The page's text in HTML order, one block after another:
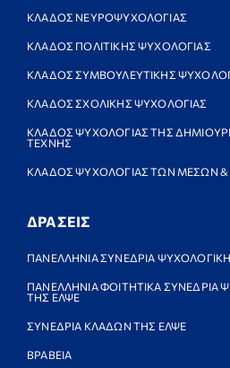
ΚΛΑΔΟΣ ΝΕΥΡΟΨΥΧΟΛΟΓΙΑΣ
ΚΛΑΔΟΣ ΠΟΛΙΤΙΚΗΣ ΨΥΧΟΛΟΓΙΑΣ
ΚΛΑΔΟΣ ΣΥΜΒΟΥΛΕΥΤΙΚΗΣ
ΚΛΑΔΟΣ ΣΧΟΛΙΚΗΣ ΨΥΧΟΛΟΓΙΑΣ
ΚΛΑΔΟΣ ΨΥΧΟΛΟΓΙΑΣ ΤΗΣ
ΤΕΧΝΗΣ
ΚΛΑΔΟΣ ΨΥΧΟΛΟΓΙΑΣ ΤΩΝ ΜΕΣΩΝ &
ΔΡΑΣΕΙΣ
ΠΑΝΕΛΛΗΝΙΑ ΣΥΝΕΔΡΙΑ
ΠΑΝΕΛΛΗΝΙΑ ΦΟΙΤΗΤΙΚΑ ΣΥΝΕΔΡΙΑ
ΤΗΣ ΕΛΨΕ
ΣΥΝΕΔΡΙΑ ΚΛΑΔΩΝ ΤΗΣ ΕΛΨΕ
ΒΡΑΒΕΙΑ